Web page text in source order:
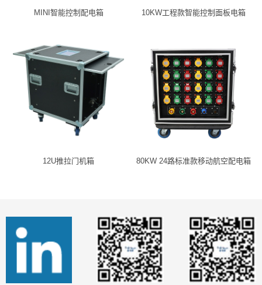
MINI智能控制配电箱 10KW工程款智能控制面板电箱
12U推拉门机箱 80KW 24路标准款移动航空配电箱